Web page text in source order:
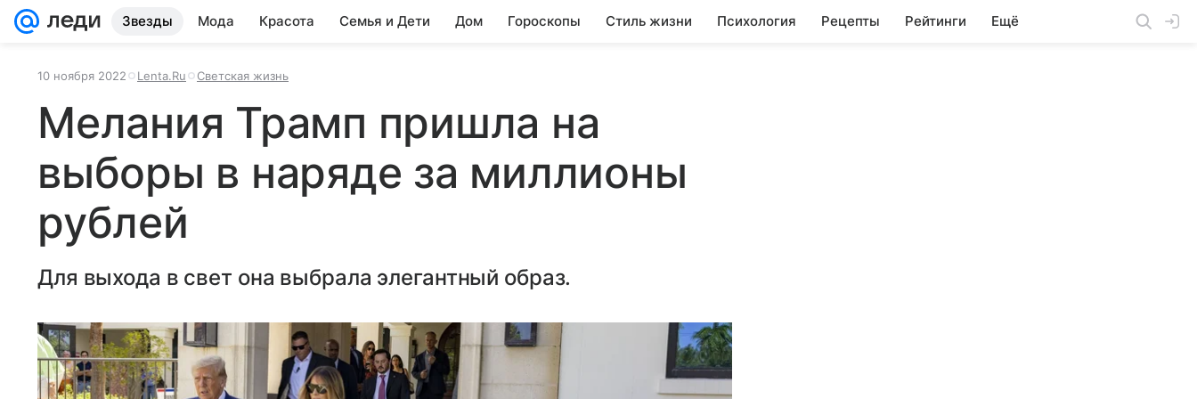
Звезды Мода Красота Семья и Дети Дом Гороскопы Стиль жизни Психология Рецепты Рейтинги Ещё
10 ноября 2022 Lenta.Ru Светская жизнь
Мелания Трамп пришла на
выборы в наряде за миллионы
рублей
Для выхода в свет она выбрала элегантный образ.